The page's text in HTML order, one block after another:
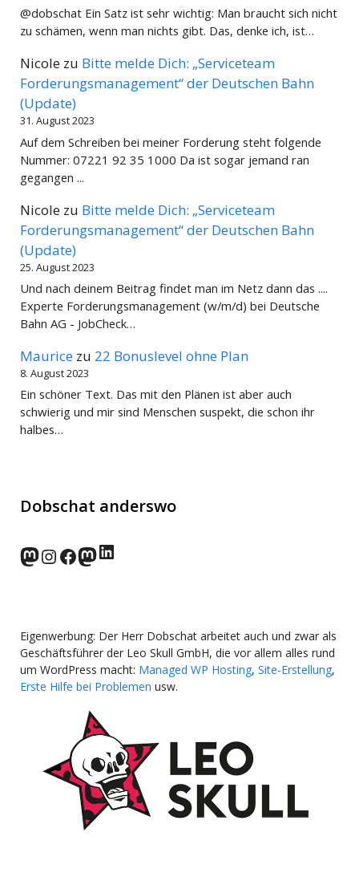
@dobschat Ein Satz ist sehr wichtig: Man braucht sich nicht
zu schämen, wenn man nichts gibt. Das, denke ich, ist…
Nicole zu Bitte melde Dich: „Serviceteam
Forderungsmanagement“ der Deutschen Bahn
(Update)
31. August 2023
Auf dem Schreiben bei meiner Forderung steht folgende
Nummer: 07221 92 35 1000 Da ist sogar jemand ran
gegangen ...
Nicole zu Bitte melde Dich: „Serviceteam
Forderungsmanagement“ der Deutschen Bahn
(Update)
25. August 2023
Und nach deinem Beitrag findet man im Netz dann das ....
Experte Forderungsmanagement (w/m/d) bei Deutsche
Bahn AG - JobCheck…
Maurice zu 22 Bonuslevel ohne Plan
8. August 2023
Ein schöner Text. Das mit den Plänen ist aber auch
schwierig und mir sind Menschen suspekt, die schon ihr
halbes…
Dobschat anderswo
norden.social
Instagram
Facebook
wp-punks.social
LinkedIn
Eigenwerbung: Der Herr Dobschat arbeitet auch und zwar als
Geschäftsführer der Leo Skull GmbH, die vor allem alles rund
um WordPress macht: Managed WP Hosting, Site-Erstellung,
Erste Hilfe bei Problemen usw.